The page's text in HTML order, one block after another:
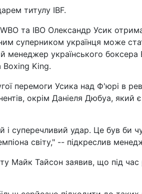
титулу IBF.
та IBO Олександр Усик
суперником українця може
українського боксера
King.
перемоги Усика над Ф'юрі в
окрім Даніеля Дюбуа, який
і суперечливий удар. Це був би
світу," -- підкреслив
Майк Тайсон заявив, що під